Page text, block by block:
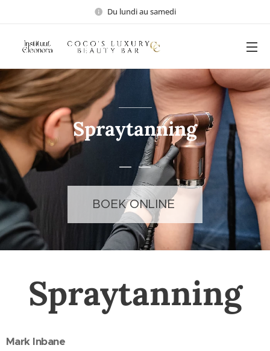
Du lundi au samedi
Spraytanning
BOEK ONLINE
Spraytanning
Mark Inbane